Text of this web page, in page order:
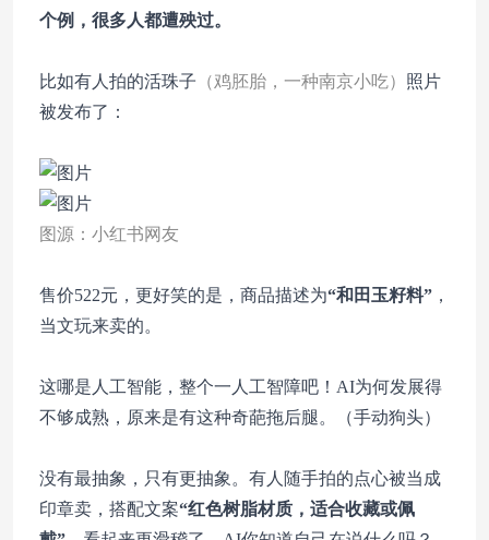
个例，很多人都遭殃过。
比如有人拍的活珠子 （鸡胚胎，一种南京小吃） 照片
被发布了：
图源：小红书网友
售价522元，更好笑的是，商品描述为“和田玉籽料” ，
当文玩来卖的。
这哪是人工智能，整个一人工智障吧！AI为何发展得
不够成熟，原来是有这种奇葩拖后腿。（手动狗头）
没有最抽象，只有更抽象。有人随手拍的点心被当成
印章卖，搭配文案“红色树脂材质，适合收藏或佩